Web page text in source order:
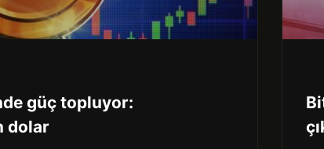
güç topluyor:
dolar